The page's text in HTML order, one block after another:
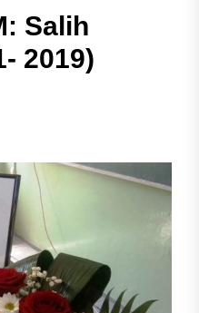
Salih
2019)